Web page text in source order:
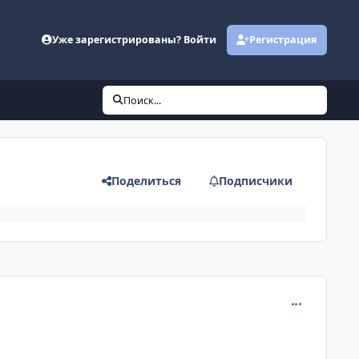
Уже зарегистрированы? Войти Регистрация
Поиск...
Поделиться Подписчики